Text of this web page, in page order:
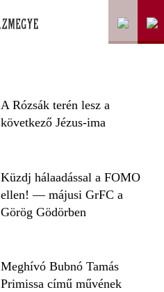
A Rózsák terén lesz a
következő Jézus-ima
Küzdj hálaadással a FOMO
ellen! — májusi GrFC a
Görög Gödörben
Meghívó Bubnó Tamás
Primissa című művének